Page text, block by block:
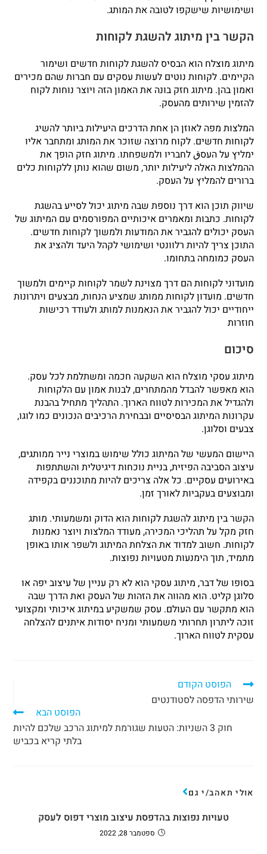
ושימושיות שישקפו לטובה את המותג.
הקשר בין מיתוג להשגת לקוחות
מיתוג מוצלח הוא הבסיס להשגת לקוחות חדשים ושימור
הקיימים. לקוחות נוטים לעשות עסקים עם חברות שהם מכירים
ואמון בהן. מיתוג חזק בונה את האמון הזה ויוצר נוחות לקוח
להזמין שירותים מהעסק.
המלצות מפה לאוזן הן אחת הדרכים היעילות ביותר להשיג
לקוחות חדשים. לקוח מרוצה שזוכר את המותג ומתחבר אליו
ימליץ על העסق לחבריו ולמשפחתו. מיתוג חזק הופך את
ההמלצות האלה ליעילות יותר, משום שהוא נותן ללקוחות כלים
ברורים להמליץ על העסק.
שיווק תוכן הוא דרך נוספת שבה מיתוג יכול לסייע בהשגת
לקוחות. כתבות ומאמרים איכותיים המפורסמים עם המיתוג של
העסק יכולים להגביר את המודעות ולמשוך לקוחות חדשים.
התוכן צריך להיות רלוונטי ושימושי לקהל היעד ולהציג את
העסק כמומחה בתחומו.
מועדוני לקוחות הם דרך מצוינת לשמר לקוחות קיימים ולמשוך
חדשים. מועדון לקוחות ממותג שמציע הנחות, מבצעים ויתרונות
ייחודיים יכול להגביר את הנאמנות למותג ולעודד רכישות
חוזרות
סיכום
מיתוג עסקי מוצלח הוא השקעה חכמה ומשתלמת לכל עסק.
הוא מאפשר להבדל מהמתחרים, לבנות אמון עם הלקוחות
ולהגדיל את המכירות לטווח הארוך. התהליך מתחיל בהבנת
עקרונות המיתוג הבסיסיים ובבחירת הרכיבים הנכונים כמו לוגו,
צבעים וסלוגן.
היישום המעשי של המיתוג כולל שימוש במוצרי נייר ממותגים,
עיצוב הסביבה הפיזית, בניית נוכחות דיגיטלית והשתתפות
באירועים עסקיים. כל אלה צריכים להיות מתוכננים בקפידה
ומבוצעים בעקביות לאורך זמן.
הקשר בין מיתוג להשגת לקוחות הוא הדוק ומשמעותי. מותג
חזק מקל על תהליכי המכירה, מעודד המלצות ויוצר נאמנות
לקוחות. חשוב למדוד את הצלחת המיתוג ולשפר אותו באופן
מתמיד, תוך הימנעות מטעויות נפוצות.
בסופו של דבר, מיתוג עסקי הוא לא רק עניין של עיצוב יפה או
סלוגן קליט. הוא מהווה את הזהות של העסק ואת הדרך שבה
הוא מתקשר עם העולם. עסק שמשקיע במיתוג איכותי ומקצועי
זוכה ליתרון תחרותי משמעותי ומניח יסודות איתנים להצלחה
עסקית לטווח הארוך.
הפוסט הקודם
שירותי הדפסה לסטודנטים
הפוסט הבא
חוק 3 השניות: הטעות שגורמת למיתוג הרכב שלכם להיות
בלתי קריא בכביש
אולי תאהב/י גם
טעויות נפוצות בהדפסת עיצוב מוצרי דפוס לעסק
ספטמבר 28, 2022